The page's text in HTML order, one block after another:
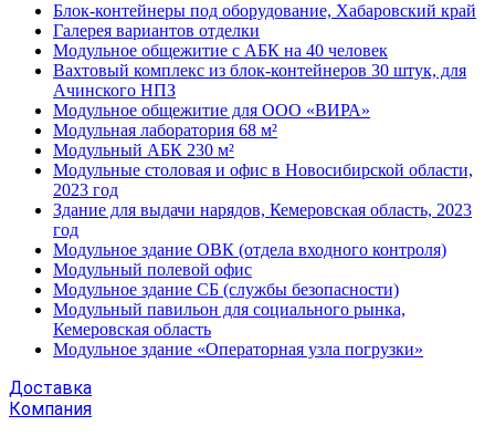
Блок-контейнеры под оборудование, Хабаровский край
Галерея вариантов отделки
Модульное общежитие с АБК на 40 человек
Вахтовый комплекс из блок-контейнеров 30 штук, для
Ачинского НПЗ
Модульное общежитие для ООО «ВИРА»
Модульная лаборатория 68 м²
Модульный АБК 230 м²
Модульные столовая и офис в Новосибирской области,
2023 год
Здание для выдачи нарядов, Кемеровская область, 2023
год
Модульное здание ОВК (отдела входного контроля)
Модульный полевой офис
Модульное здание СБ (службы безопасности)
Модульный павильон для социального рынка,
Кемеровская область
Модульное здание «Операторная узла погрузки»
Доставка
Компания